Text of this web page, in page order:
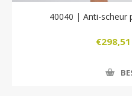
40040 | Anti-scheur